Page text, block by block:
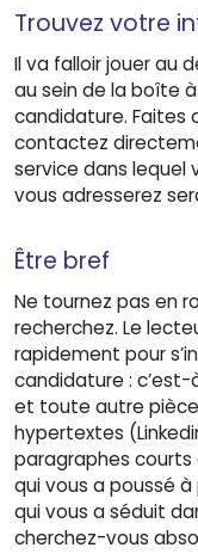
Trouvez votre
Il va falloir jouer au
au sein de la boîte
candidature. Faites
contactez
service dans lequel
vous adresserez
Être bref
Ne tournez pas en
recherchez. Le
rapidement pour
candidature :
et toute autre
hypertextes
paragraphes
qui vous a poussé
qui vous a séduit
cherchez-vous